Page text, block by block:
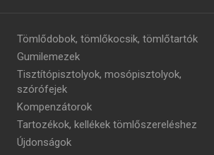
Tömlődobok, tömlőkocsik, tömlőtartók
Gumilemezek
Tisztítópisztolyok, mosópisztolyok,
szórófejek
Kompenzátorok
Tartozékok, kellékek tömlőszereléshez
Újdonságok